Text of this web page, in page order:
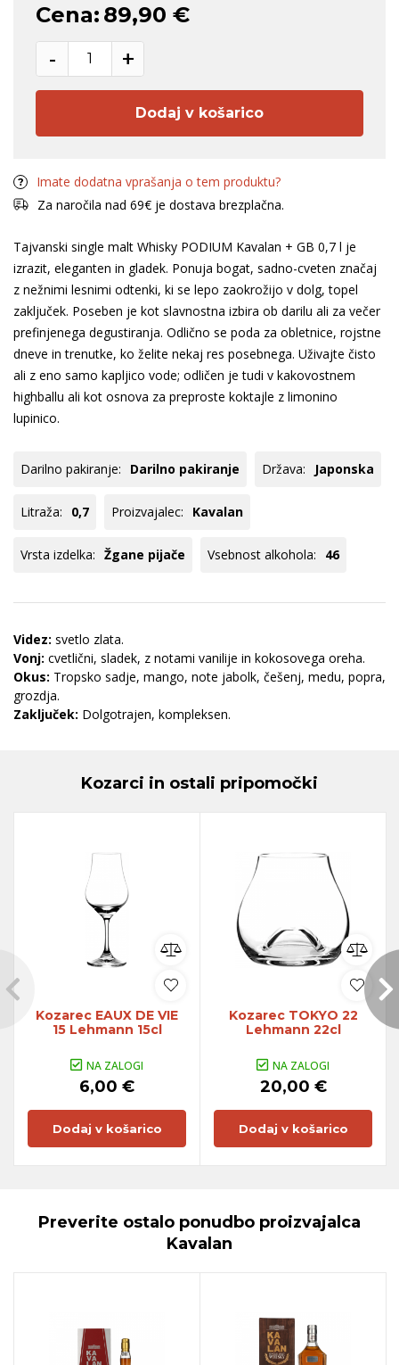
Cena: 89,90 €
- +
Dodaj v košarico
Imate dodatna vprašanja o tem produktu?
Za naročila nad 69€ je dostava brezplačna.
Tajvanski single malt Whisky PODIUM Kavalan + GB 0,7 l je
izrazit, eleganten in gladek. Ponuja bogat, sadno-cveten značaj
z nežnimi lesnimi odtenki, ki se lepo zaokrožijo v dolg, topel
zaključek. Poseben je kot slavnostna izbira ob darilu ali za večer
prefinjenega degustiranja. Odlično se poda za obletnice, rojstne
dneve in trenutke, ko želite nekaj res posebnega. Uživajte čisto
ali z eno samo kapljico vode; odličen je tudi v kakovostnem
highballu ali kot osnova za preproste koktajle z limonino
lupinico.
Darilno pakiranje: Darilno pakiranje Država: Japonska
Litraža: 0,7 Proizvajalec: Kavalan
Vrsta izdelka: Žgane pijače Vsebnost alkohola: 46
Videz: svetlo zlata.
Vonj: cvetlični, sladek, z notami vanilije in kokosovega oreha.
Okus: Tropsko sadje, mango, note jabolk, češenj, medu, popra,
grozdja.
Zaključek: Dolgotrajen, kompleksen.
Kozarci in ostali pripomočki
Kozarec EAUX DE VIE
15 Lehmann 15cl
NA ZALOGI
6,00 €
Dodaj v košarico
Kozarec TOKYO 22
Lehmann 22cl
NA ZALOGI
20,00 €
Dodaj v košarico
Preverite ostalo ponudbo proizvajalca
Kavalan